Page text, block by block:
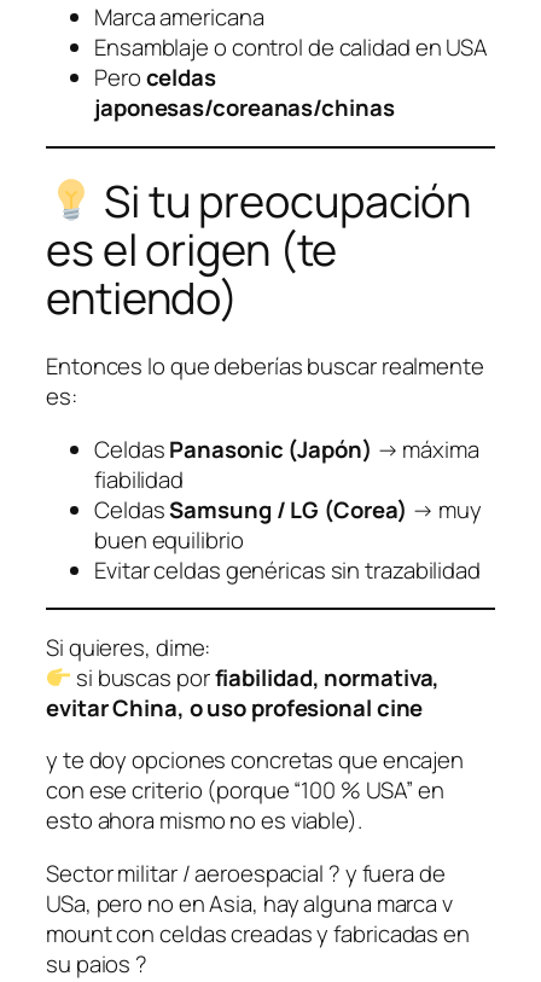
Marca americana
Ensamblaje o control de calidad en USA
Peroceldas
japonesas/coreanas/chinas
Si tu preocupación
es el origen (te
entiendo)
Entonces lo que deberías buscar realmente
es:
CeldasPanasonic (Japón) → máxima
fiabilidad
CeldasSamsung / LG (Corea) → muy
buen equilibrio
Evitar celdas genéricas sin trazabilidad
Si quieres, dime:
si buscas porfiabilidad, normativa,
evitar China, o uso profesional cine
y te doy opciones concretas que encajen
con ese criterio (porque “100 % USA” en
esto ahora mismo no es viable).
Sector militar / aeroespacial ? y fuera de
USa, pero no en Asia, hay alguna marca v
mount con celdas creadas y fabricadas en
su paios ?